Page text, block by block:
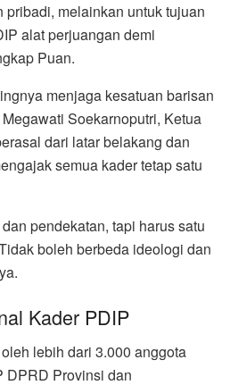
melainkan untuk tujuan
alat perjuangan demi
Puan.
menjaga kesatuan barisan
Soekarnoputri, Ketua
dari latar belakang dan
semua kader tetap satu
pendekatan, tapi harus satu
boleh berbeda ideologi dan
Kader PDIP
lebih dari 3.000 anggota
DPRD Provinsi dan